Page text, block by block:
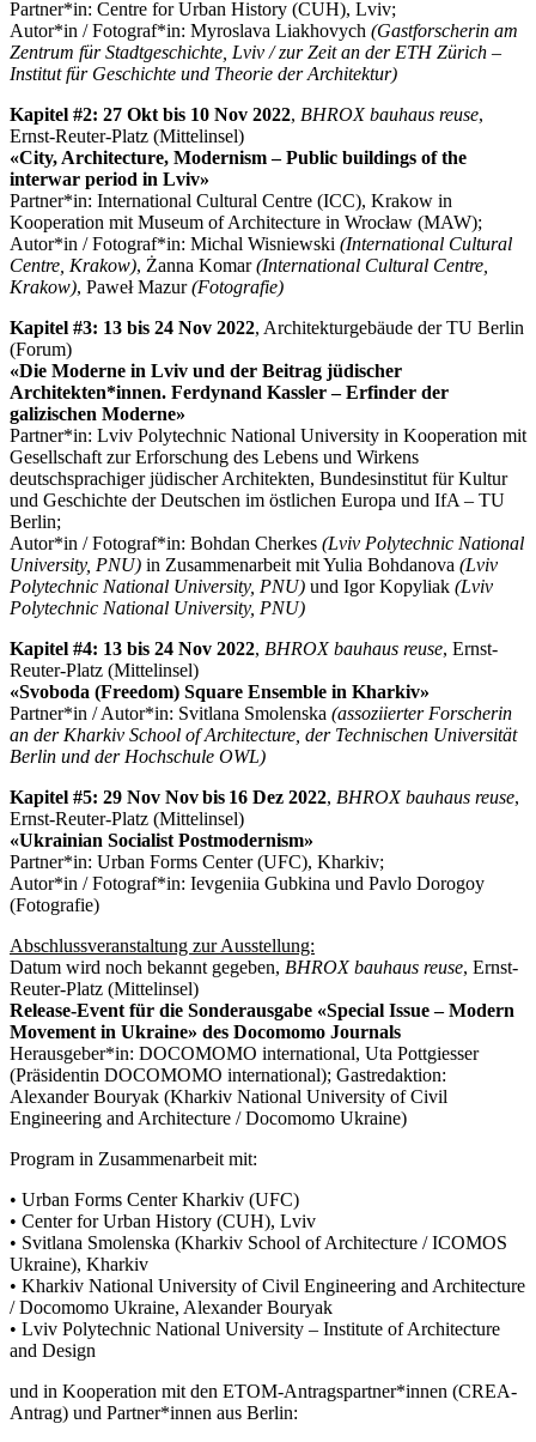
Partner*in: Centre for Urban History (CUH), Lviv;
Autor*in / Fotograf*in: Myroslava Liakhovych (Gastforscherin am
Zentrum für Stadtgeschichte, Lviv / zur Zeit an der ETH Zürich –
Institut für Geschichte und Theorie der Architektur)
Kapitel #2: 27 Okt bis 10 Nov 2022, BHROX bauhaus reuse,
Ernst-Reuter-Platz (Mittelinsel)
«City, Architecture, Modernism – Public buildings of the
interwar period in Lviv»
Partner*in: International Cultural Centre (ICC), Krakow in
Kooperation mit Museum of Architecture in Wrocław (MAW);
Autor*in / Fotograf*in: Michal Wisniewski (International Cultural
Centre , Krakow), Żanna Komar(International Cultural Centre
Krakow), Paweł Mazur(Fotografie)
Kapitel #3: 13 bis 24 Nov 2022, Architekturgebäude der TU Berlin
(Forum)
«Die Moderne in Lviv und der Beitrag jüdischer
Architekten*innen. Ferdynand Kassler – Erfinder der
galizischen Moderne»
Partner*in: Lviv Polytechnic National University in Kooperation mit
Gesellschaft zur Erforschung des Lebens und Wirkens
deutschsprachiger jüdischer Architekten, Bundesinstitut für Kultur
und Geschichte der Deutschen im östlichen Europa und IfA – TU
Berlin;
Autor*in / Fotograf*in: Bohdan Cherkes (Lviv Polytechnic National
University, PNU) in Zusammenarbeit mit Yulia Bohdanova (Lviv
Polytechnic National University, PNU) und Igor Kopyliak (Lviv
Polytechnic National University, PNU)
Kapitel #4: 13 bis 24 Nov 2022, BHROX bauhaus reuse, Ernst-
Reuter-Platz (Mittelinsel)
«Svoboda (Freedom) Square Ensemble in Kharkiv»
Partner*in / Autor*in: Svitlana Smolenska (assoziierter Forscherin
an der Kharkiv School of Architecture, der Technischen Universität
Berlin und der Hochschule OWL)
Kapitel #5: 29 Nov Novbis 16 Dez 2022, BHROX bauhaus reuse,
Ernst-Reuter-Platz (Mittelinsel)
«Ukrainian Socialist Postmodernism»
Partner*in: Urban Forms Center (UFC), Kharkiv;
Autor*in / Fotograf*in: Ievgeniia Gubkina und Pavlo Dorogoy
(Fotografie)
Abschlussveranstaltung zur Ausstellung:
Datum wird noch bekannt gegeben, BHROX bauhaus reuse, Ernst-
Reuter-Platz (Mittelinsel)
Release-Event für die Sonderausgabe «Special Issue – Modern
Movement in Ukraine» des Docomomo Journals
Herausgeber*in: DOCOMOMO international, Uta Pottgiesser
(Präsidentin DOCOMOMO international); Gastredaktion:
Alexander Bouryak (Kharkiv National University of Civil
Engineering and Architecture / Docomomo Ukraine)
Program in Zusammenarbeit mit:
• Urban Forms Center Kharkiv (UFC)
• Center for Urban History (CUH), Lviv
• Svitlana Smolenska (Kharkiv School of Architecture / ICOMOS
Ukraine), Kharkiv
• Kharkiv National University of Civil Engineering and Architecture
/ Docomomo Ukraine, Alexander Bouryak
• Lviv Polytechnic National University – Institute of Architecture
and Design
und in Kooperation mit den ETOM-Antragspartner*innen (CREA-
Antrag) und Partner*innen aus Berlin: